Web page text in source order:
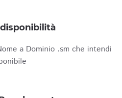
a Dominio .sm che intendi